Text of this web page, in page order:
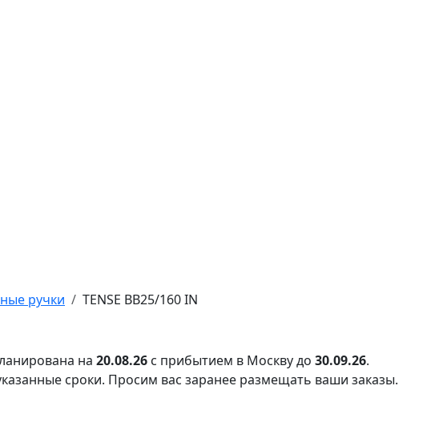
ручки TENSE BB25/160 IN
на 20.08.26 с прибытием в Москву до 30.09.26.
сроки. Просим вас заранее размещать ваши заказы.